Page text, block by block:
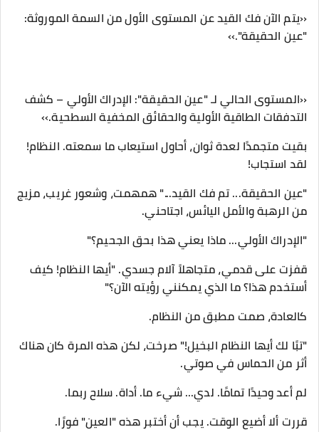
‹‹يتم الآن فك القيد عن المستوى الأول من السمة الموروثة:
"عين الحقيقة".››
‹‹المستوى الحالي لـ "عين الحقيقة": الإدراك الأولي – كشف
التدفقات الطاقية الأولية والحقائق المخفية السطحية.››
بقيت متجمدًا لعدة ثوان، أحاول استيعاب ما سمعته. النظام!
لقد استجاب!
"عين الحقيقة... تم فك القيد..." همهمت، وشعور غريب، مزيج
من الرهبة والأمل اليائس، اجتاحني.
"الإدراك الأولي... ماذا يعني هذا بحق الجحيم؟"
قفزت على قدمي، متجاهلاً آلام جسدي. "أيها النظام! كيف
أستخدم هذا؟ ما الذي يمكنني رؤيته الآن؟"
كالعادة، صمت مطبق من النظام.
"تبًا لك أيها النظام البخيل!" صرخت، لكن هذه المرة كان هناك
أثر من الحماس في صوتي.
لم أعد وحيدًا تمامًا. لدي... شيء ما. أداة. سلاح ربما.
قررت ألا أضيع الوقت. يجب أن أختبر هذه "العين" فورًا.